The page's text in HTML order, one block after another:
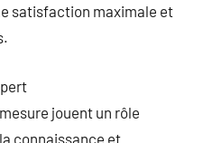
satisfaction maximale et
jouent un rôle
connaissance et